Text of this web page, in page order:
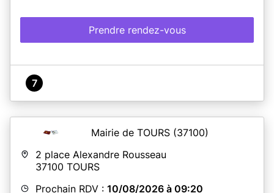
Prendre rendez-vous
7
Mairie de TOURS (37100)
2 place Alexandre Rousseau
37100 TOURS
Prochain RDV : 10/08/2026 à 09:20